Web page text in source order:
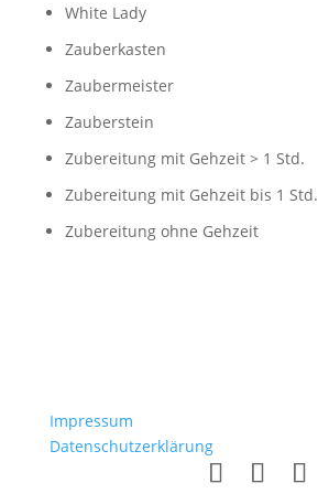
White Lady
Zauberkasten
Zaubermeister
Zauberstein
Zubereitung mit Gehzeit > 1 Std.
Zubereitung mit Gehzeit bis 1 Std.
Zubereitung ohne Gehzeit
Impressum
Datenschutzerklärung